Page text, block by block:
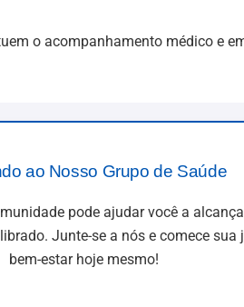
o acompanhamento médico e
ao Nosso Grupo de Saúde
pode ajudar você a
Junte-se a nós e comece sua
bem-estar hoje mesmo!